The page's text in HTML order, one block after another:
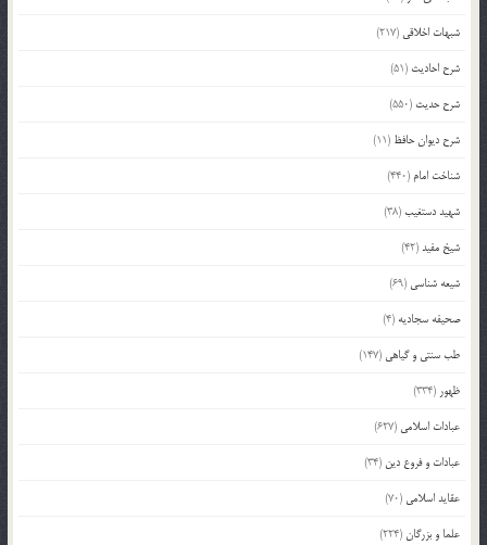
شبهات اخلاقی (217)
شرح احادیث (51)
شرح حدیث (550)
شرح دیوان حافظ (11)
شناخت امام (440)
شهید دستغیب(38)
شیخ مفید(42)
شیعه شناسی (69)
صحیفه سجادیه (4)
طب سنتی و گیاهی (147)
ظهور (334)
عبادات اسلامی (627)
عبادات و فروع دین (34)
عقاید اسلامی (70)
علما و بزرگان(224)